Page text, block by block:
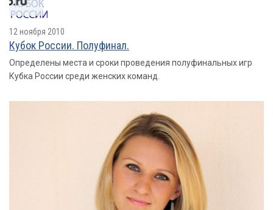
12 ноября 2010
Кубок России. Полуфинал.
Определены места и сроки проведения полуфинальных игр
Кубка России среди женских команд.